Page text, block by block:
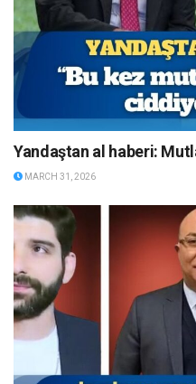
Yandaştan al haberi:
MARCH 31, 2026